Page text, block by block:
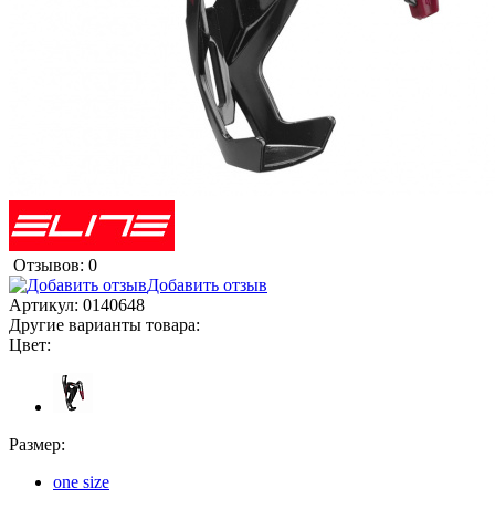
Отзывов: 0
Добавить отзыв
Артикул: 0140648
Другие варианты товара:
Цвет:
Размер:
one size